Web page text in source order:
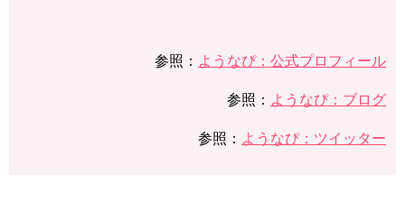
参照： ようなぴ：公式プロフィール
参照： ようなぴ：ブログ
参照： ようなぴ：ツイッター